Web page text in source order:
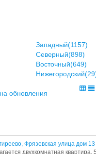
Западный(1157)
Северный(898)
Восточный(649)
обновления
Фрязевская улица дом 13
двухкомнатная квартира,